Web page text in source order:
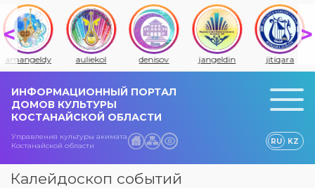
amangeldy auliekol denisov jangeldin jitiqara
ИНФОРМАЦИОННЫЙ ПОРТАЛ
ДОМОВ КУЛЬТУРЫ
КОСТАНАЙСКОЙ ОБЛАСТИ
Управления культуры акимата
Костанайской области
RU KZ
Калейдоскоп событий